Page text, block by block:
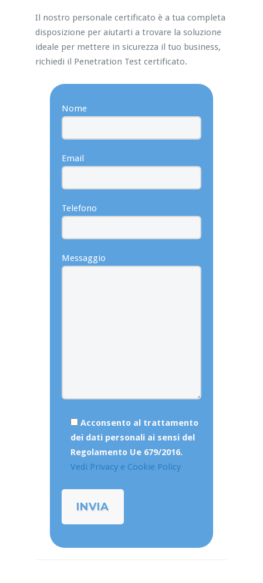
Il nostro personale certificato è a tua completa
disposizione per aiutarti a trovare la soluzione
ideale per mettere in sicurezza il tuo business,
richiedi il Penetration Test certificato.
Nome
Email
Telefono
Messaggio
Acconsento al trattamento
dei dati personali ai sensi del
Regolamento Ue 679/2016.
Vedi Privacy e Cookie Policy